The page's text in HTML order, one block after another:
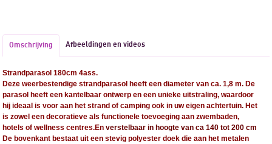
Omschrijving Afbeeldingen en videos
Strandparasol 180cm 4ass.
Deze weerbestendige strandparasol heeft een diameter van ca. 1,8 m. De
parasol heeft een kantelbaar ontwerp en een unieke uitstraling, waardoor
hij ideaal is voor aan het strand of camping ook in uw eigen achtertuin. Het
is zowel een decoratieve als functionele toevoeging aan zwembaden,
hotels of wellness centres.Enverstelbaar in hoogte van ca 140 tot 200 cm
De bovenkant bestaat uit een stevig polyester doek die aan het metalen